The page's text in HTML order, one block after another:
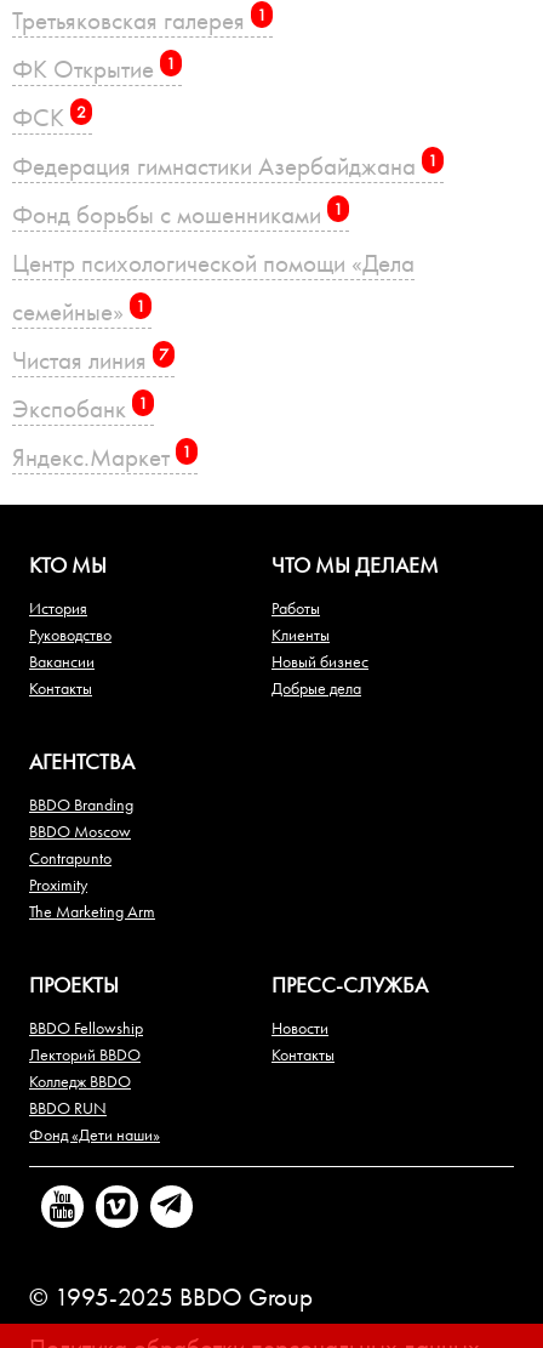
Третьяковская галерея 1
ФК Открытие 1
ФСК 2
Федерация гимнастики Азербайджана 1
Фонд борьбы с мошенниками 1
Центр психологической помощи «Дела
семейные»
1
Чистая линия 7
Экспобанк 1
Яндекс.Маркет 1
КТО МЫ
История
Руководство
Вакансии
Контакты
ЧТО МЫ ДЕЛАЕМ
Работы
Клиенты
Новый бизнес
Добрые дела
АГЕНТСТВА
BBDO Branding
BBDO Moscow
Contrapunto
Proximity
The Marketing Arm
ПРОЕКТЫ
BBDO Fellowship
Лекторий BBDO
Колледж BBDO
BBDO RUN
Фонд «Дети наши»
ПРЕСС-СЛУЖБА
Новости
Контакты
© 1995-2025 BBDO Group